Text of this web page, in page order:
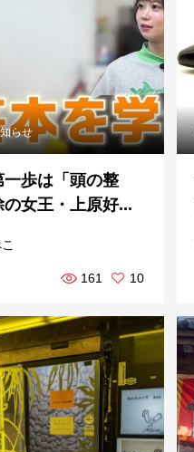
らせ
一歩は「頭の整
女王・上原好...
161 10